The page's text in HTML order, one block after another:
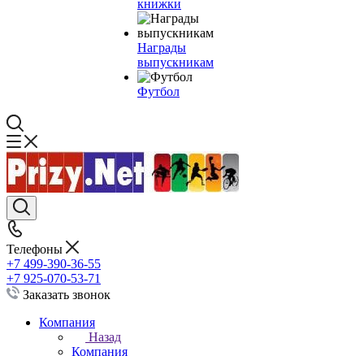
книжки
Награды
выпускникам
Футбол
Телефоны
+7 499-390-36-55
+7 925-070-53-71
Заказать звонок
Компания
Назад
Компания